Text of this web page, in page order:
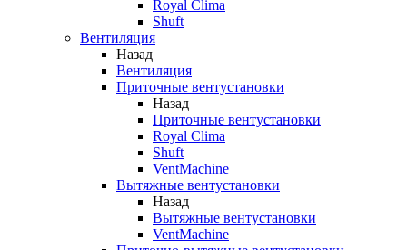
Royal Clima
Shuft
Вентиляция
Назад
Вентиляция
Приточные вентустановки
Назад
Приточные вентустановки
Royal Clima
Shuft
VentMachine
Вытяжные вентустановки
Назад
Вытяжные вентустановки
VentMachine